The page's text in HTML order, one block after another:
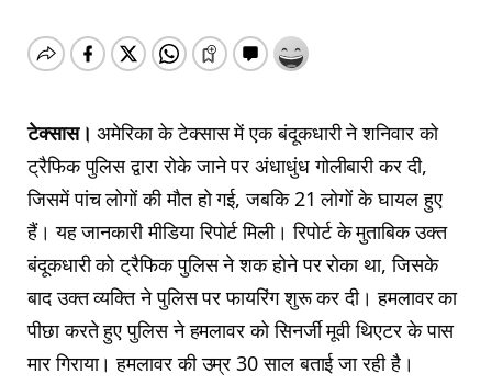
टेक्सास। अमेरिका के टेक्सास में एक बंदूकधारी ने शनिवार को
ट्रैफिक पुलिस द्वारा रोके जाने पर अंधाधुंध गोलीबारी कर दी,
जिसमें पांच लोगों की मौत हो गई, जबकि 21 लोगों के घायल हुए
हैं। यह जानकारी मीडिया रिपोर्ट मिली। रिपोर्ट के मुताबिक उक्त
बंदूकधारी को ट्रैफिक पुलिस ने शक होने पर रोका था, जिसके
बाद उक्त व्यक्ति ने पुलिस पर फायरिंग शुरू कर दी। हमलावर का
पीछा करते हुए पुलिस ने हमलावर को सिनर्जी मूवी थिएटर के पास
मार गिराया। हमलावर की उम्र 30 साल बताई जा रही है।